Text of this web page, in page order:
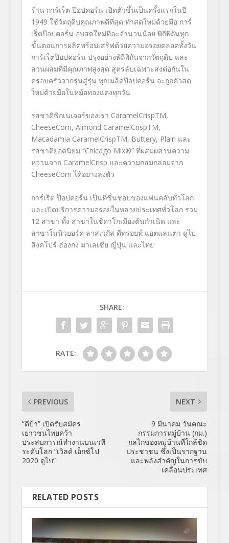
ร้าน การ์เร็ต ป๊อปคอร์น เปิดตัวขึ้นเป็นครั้งแรกในปี
1949 ใช้วัตถุดิบคุณภาพดีที่สุด ทำสดใหม่ด้วยมือ การ์
เร็ตป๊อปคอร์น อบสดใหม่ทีละจำนวนน้อย พิถีพิถันทุก
ขั้นตอนการผลิตพร้อมเสริฟด้วยความอร่อยตลอดทั้งวัน
การ์เร็ตป๊อปคอร์น ปรุงอย่างพิถีพิถันจากวัตถุดิบ และ
ส่วนผสมที่มีคุณภาพสูงสุด สูตรลับเฉพาะส่งต่อกันใน
ครอบครัวจากรุ่นสู่รุ่น ทุกเมล็ดป๊อปคอร์น จะถูกคั่วสด
ใหม่ด้วยมือในหม้อทองแดงทุกวัน
รสชาติซิกเนเจอร์ของเรา CaramelCrispTM,
CheeseCorn, Almond CaramelCrispTM,
Macadamia CaramelCrispTM, Buttery, Plain และ
รสชาติยอดนิยม “Chicago Mix®” ที่ผสมผสานความ
หวานจาก CaramelCrisp และความกลมกล่อมจาก
CheeseCorn ได้อย่างลงตัว
การ์เร็ต ป็อปคอร์น เป็นที่ชื่นชอบของแฟนคลับทั่วโลก
และเปิดบริการความอร่อยในหลายประเทศทั่วโลก รวม
12 สาขา ทั้ง สาขาในชิคาโกเมืองต้นกำเนิด และ
สาขาในนิวยอร์ค ลาสเวกัส ดีทรอยท์ แอตแลนตา ดูไบ
สิงคโปร์ ฮ่องกง มาเลเซีย ญี่ปุ่น และไทย
SHARE:
RATE:
PREVIOUS
“ดีป้า” เปิดรับสมัคร
เยาวชนไทยคว้า
ประสบการณ์ทำงานบนเวที
ระดับโลก “เวิลด์ เอ็กซ์โป
2020 ดูไบ”
NEXT
9 มีนาคม วันคณะ
กรรมการหมู่บ้าน (กม.)
กลไกของหมู่บ้านที่ใกล้ชิด
ประชาชน ซึ่งเป็นรากฐาน
และพลังสำคัญในการขับ
เคลื่อนประเทศ
RELATED POSTS